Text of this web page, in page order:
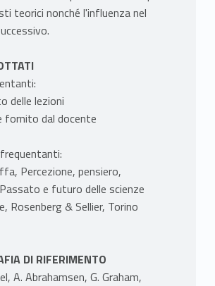
teorici nonché l'influenza nel
delle lezioni
fornito dal docente
Percezione, pensiero,
e futuro delle scienze
Rosenberg & Sellier, Torino
DI RIFERIMENTO
A. Abrahamsen, G. Graham,